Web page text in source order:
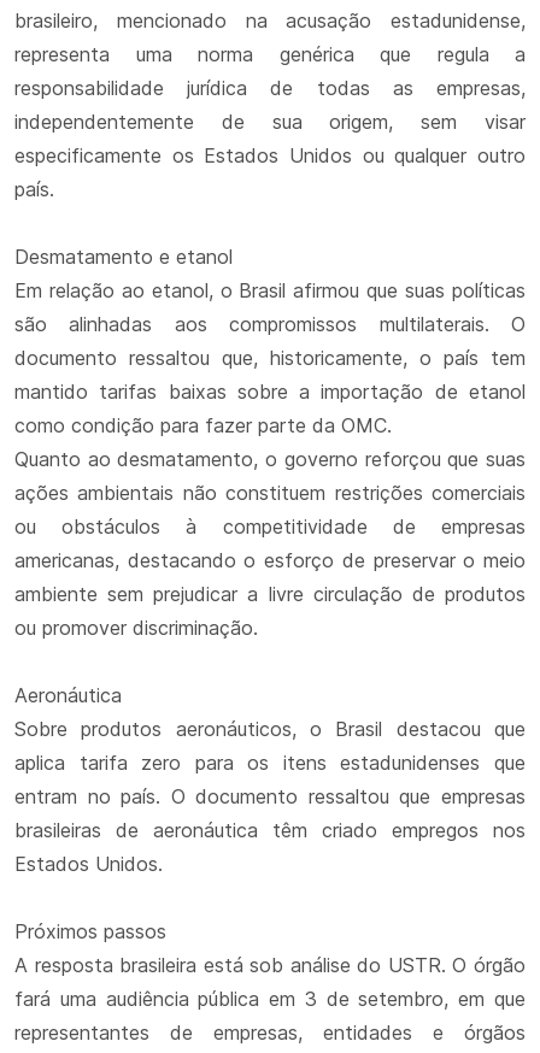
brasileiro, mencionado na acusação estadunidense,
representa uma norma genérica que regula a
responsabilidade jurídica de todas as empresas,
independentemente de sua origem, sem visar
especificamente os Estados Unidos ou qualquer outro
país.
Desmatamento e etanol
Em relação ao etanol, o Brasil afirmou que suas políticas
são alinhadas aos compromissos multilaterais. O
documento ressaltou que, historicamente, o país tem
mantido tarifas baixas sobre a importação de etanol
como condição para fazer parte da OMC.
Quanto ao desmatamento, o governo reforçou que suas
ações ambientais não constituem restrições comerciais
ou obstáculos à competitividade de empresas
americanas, destacando o esforço de preservar o meio
ambiente sem prejudicar a livre circulação de produtos
ou promover discriminação.
Aeronáutica
Sobre produtos aeronáuticos, o Brasil destacou que
aplica tarifa zero para os itens estadunidenses que
entram no país. O documento ressaltou que empresas
brasileiras de aeronáutica têm criado empregos nos
Estados Unidos.
Próximos passos
A resposta brasileira está sob análise do USTR. O órgão
fará uma audiência pública em 3 de setembro, em que
representantes de empresas, entidades e órgãos